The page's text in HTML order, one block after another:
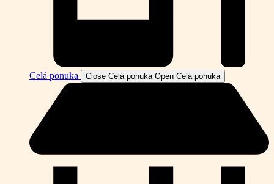
Celá ponuka Close Celá ponuka Open Celá ponuka